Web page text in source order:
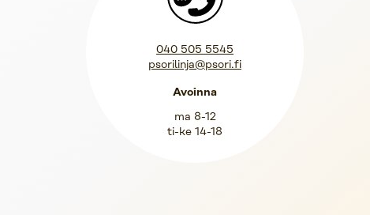
Psorilinja
040 505 5545
psorilinja@psori.fi
Avoinna
ma 8-12
ti-ke 14-18